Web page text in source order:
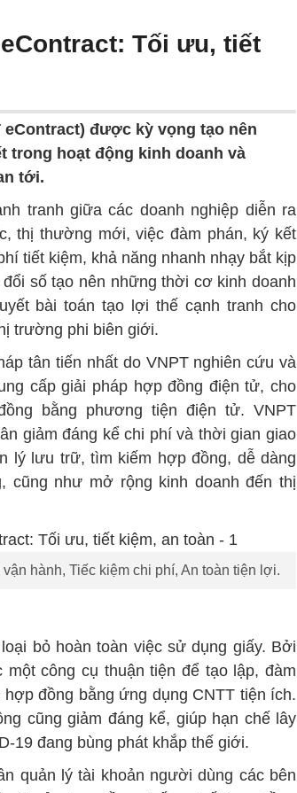
Tối ưu, tiết
được kỳ vọng tạo nên
trong hoạt động kinh doanh và
tới.
tranh giữa các doanh nghiệp diễn ra
thị thường mới, việc đàm phán, ký kết
tiết kiệm, khả năng nhanh nhạy bắt kịp
số tạo nên những thời cơ kinh doanh
bài toán tạo lợi thế cạnh tranh cho
trường phi biên giới.
tân tiến nhất do VNPT nghiên cứu và
cấp giải pháp hợp đồng điện tử, cho
bằng phương tiện điện tử. VNPT
giảm đáng kể chi phí và thời gian giao
lý lưu trữ, tìm kiếm hợp đồng, dễ dàng
cũng như mở rộng kinh doanh đến thị
hành, Tiếc kiệm chi phí, An toàn tiện lợi.
bỏ hoàn toàn việc sử dụng giấy. Bởi
công cụ thuận tiện để tạo lập, đàm
đồng bằng ứng dụng CNTT tiện ích.
cũng giảm đáng kể, giúp hạn chế lây
19 đang bùng phát khắp thế giới.
quản lý tài khoản người dùng các bên